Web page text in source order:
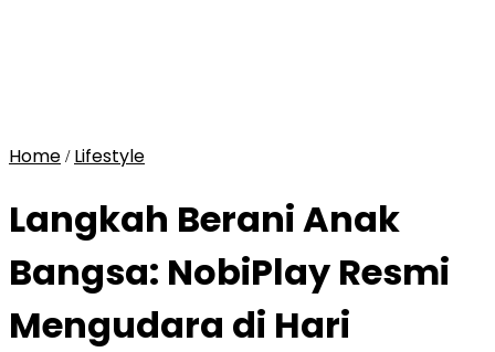
Home / Lifestyle
Langkah Berani Anak
Bangsa: NobiPlay Resmi
Mengudara di Hari